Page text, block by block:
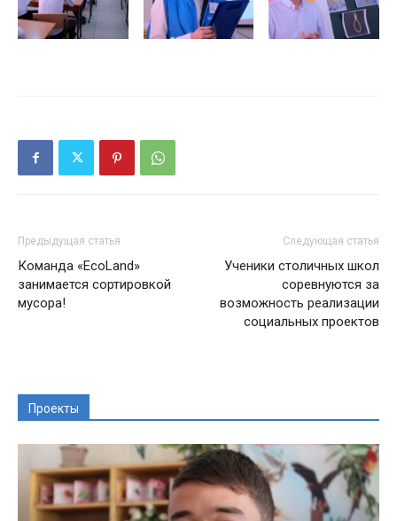
Предыдущая статья
Команда «EcoLand»
занимается сортировкой
мусора!
Следующая статья
Ученики столичных школ
соревнуются за
возможность реализации
социальных проектов
Проекты